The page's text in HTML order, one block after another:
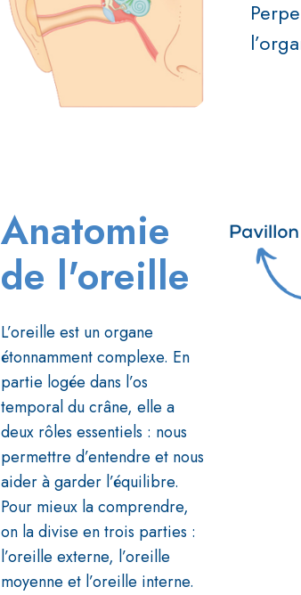
Anatomie
de l'oreille
L’oreille est un organe
étonnamment complexe. En
partie logée dans l’os
temporal du crâne, elle a
deux rôles essentiels : nous
permettre d’entendre et nous
aider à garder l’équilibre.
Pour mieux la comprendre,
on la divise en trois parties :
l’oreille externe, l’oreille
moyenne et l’oreille interne.